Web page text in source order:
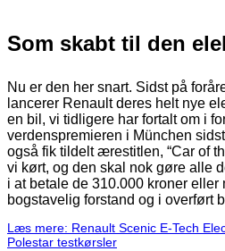
Som skabt til den
Nu er den her snart. Sidst på
lancerer Renault deres helt nye
en bil, vi tidligere har fortalt om i
verdenspremieren i München
også fik tildelt ærestitlen, “Car of
vi kørt, og den skal nok gøre alle
i at betale de 310.000 kroner eller
bogstavelig forstand og i overført
Læs mere: Renault Scenic E-Tech
Polestar testkørsler